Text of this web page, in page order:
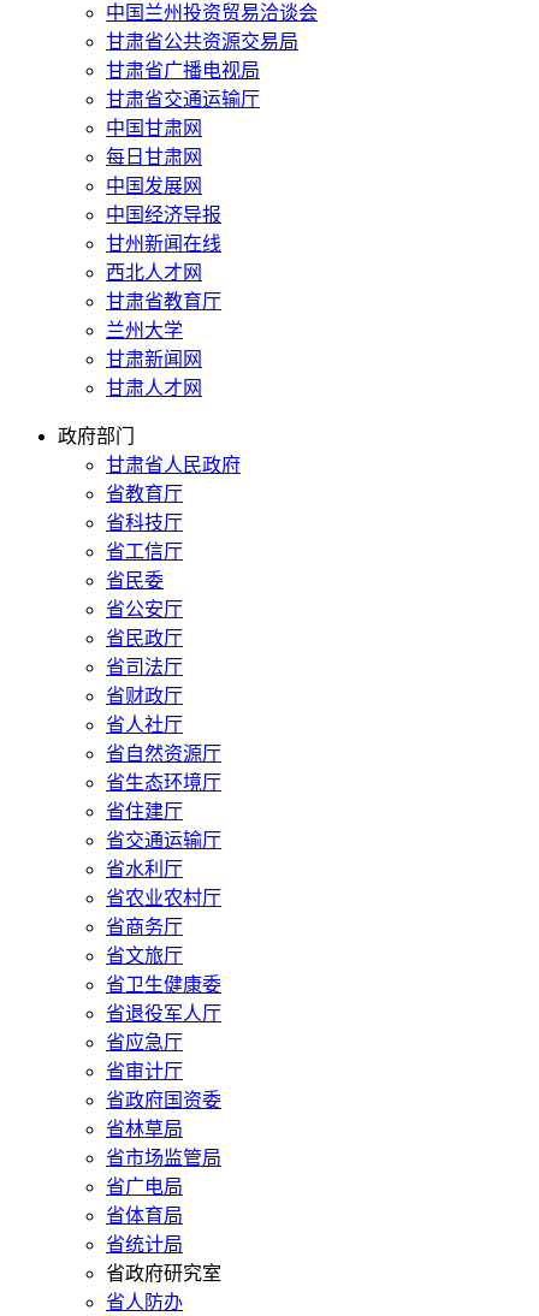
中国兰州投资贸易洽谈会
甘肃省公共资源交易局
甘肃省广播电视局
甘肃省交通运输厅
中国甘肃网
每日甘肃网
中国发展网
中国经济导报
甘州新闻在线
西北人才网
甘肃省教育厅
兰州大学
甘肃新闻网
甘肃人才网
政府部门
甘肃省人民政府
省教育厅
省科技厅
省工信厅
省民委
省公安厅
省民政厅
省司法厅
省财政厅
省人社厅
省自然资源厅
省生态环境厅
省住建厅
省交通运输厅
省水利厅
省农业农村厅
省商务厅
省文旅厅
省卫生健康委
省退役军人厅
省应急厅
省审计厅
省政府国资委
省林草局
省市场监管局
省广电局
省体育局
省统计局
省政府研究室
省人防办